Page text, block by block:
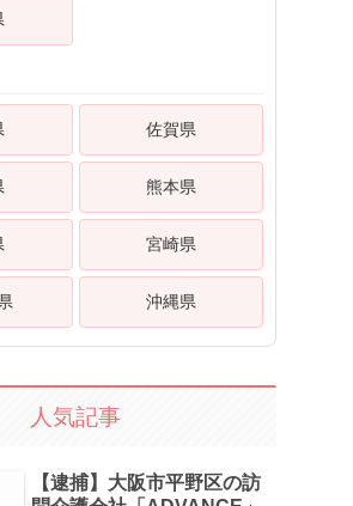
佐賀県
熊本県
宮崎県
沖縄県
人気記事
【逮捕】大阪市平野区の訪